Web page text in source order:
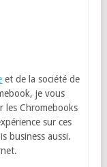
et de la société de
je vous
les Chromebooks
sur ces
business aussi.